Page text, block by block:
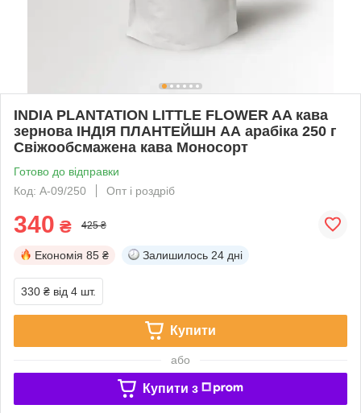
INDIA PLANTATION LITTLE FLOWER AA кава
зернова ІНДІЯ ПЛАНТЕЙШН АА арабіка 250 г
Свіжообсмажена кава Моносорт
Готово до відправки
Код: А-09/250
Опт і роздріб
340 ₴ 425 ₴
Економія 85 ₴ Залишилось 24 дні
330 ₴ від 4 шт.
Купити
або
Купити з